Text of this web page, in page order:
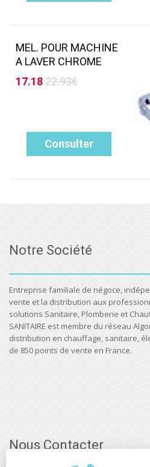
MEL. POUR MACHINE
A LAVER CHROME
17.1822.93€
Consulter
Notre Société
Entreprise familiale de négoce,
vente et la distribution aux
solutions Sanitaire, Plomberie et
SANITAIRE est membre du réseau
distribution en chauffage, sanitaire,
de 850 points de vente en France.
Nous Contacter